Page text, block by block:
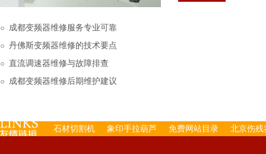
下来的，机内已经存有
成都变频器维修服务专业可靠
丹佛斯变频器维修的技术要点
直流调速器维修与故障排查
成都变频器维修后期维护建议
石材切割机 象印手拉葫芦 免费网站目录 北京伤残